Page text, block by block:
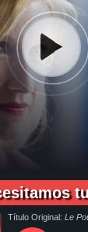
tu Voto audio latino, pelicula completa
tu Voto pelicula completa en español,
2019, Necesitamos tu Voto pelicula completa
tu Voto español, trailer en español
Voto hd, descargar Necesitamos tu Voto
Necesitamos tu Voto pelicula completa
ver gratis Necesitamos tu Voto online, ver
tu Voto, Necesitamos tu Voto online ver
Latino, Pelicula Necesitamos tu Voto
Título Original:Le